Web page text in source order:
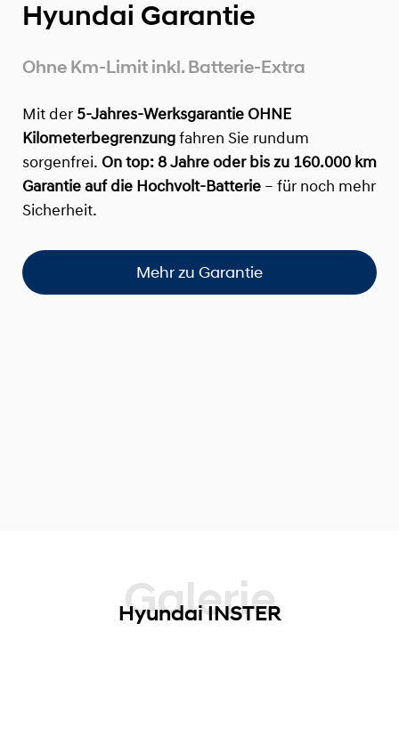
Hyundai Garantie
Ohne Km-Limit inkl. Batterie-Extra
Mit der 5-Jahres-Werksgarantie OHNE
Kilometerbegrenzung fahren Sie rundum
sorgenfrei. On top: 8 Jahre oder bis zu 160.000 km
Garantie auf die Hochvolt-Batterie – für noch mehr
Sicherheit.
Mehr zu Garantie
Galerie
Hyundai INSTER